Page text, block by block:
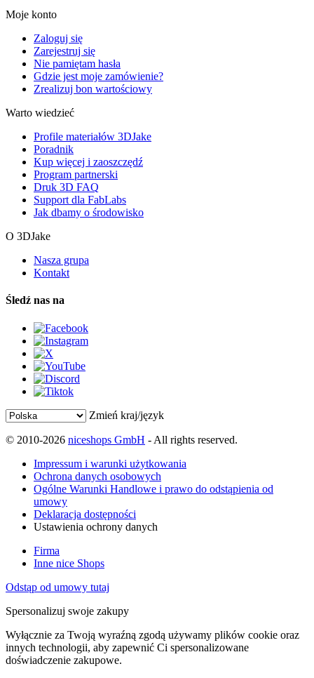
Moje konto
Zaloguj się
Zarejestruj się
Nie pamiętam hasła
Gdzie jest moje zamówienie?
Zrealizuj bon wartościowy
Warto wiedzieć
Profile materiałów 3DJake
Poradnik
Kup więcej i zaoszczędź
Program partnerski
Druk 3D FAQ
Support dla FabLabs
Jak dbamy o środowisko
O 3DJake
Nasza grupa
Kontakt
Śledź nas na
Zmień kraj/język
© 2010-2026 niceshops GmbH - All rights reserved.
Impressum i warunki użytkowania
Ochrona danych osobowych
Ogólne Warunki Handlowe i prawo do odstąpienia od
umowy
Deklaracja dostępności
Ustawienia ochrony danych
Firma
Inne nice Shops
Odstąp od umowy tutaj
Spersonalizuj swoje zakupy
Wyłącznie za Twoją wyraźną zgodą używamy plików cookie oraz
innych technologii, aby zapewnić Ci spersonalizowane
doświadczenie zakupowe.